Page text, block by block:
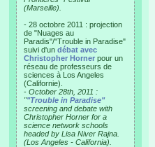
(Marseille).
- 28 octobre 2011 : projection
de "Nuages au
Paradis"/"Trouble in Paradise"
suivi d'un débat avec
Christopher Horner pour un
réseau de professeurs de
sciences à Los Angeles
(Californie).
- October 28th, 2011 :
""Trouble in Paradise"
screening and debate with
Christopher Horner for a
science network schools
headed by Lisa Niver Rajna.
(Los Angeles - California).